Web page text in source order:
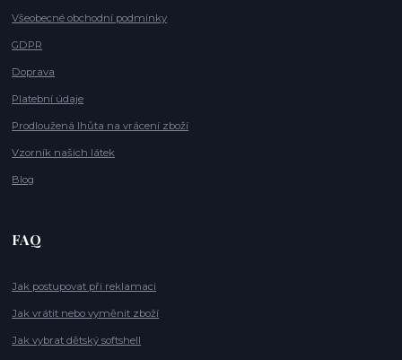
Všeobecné obchodní podmínky
GDPR
Doprava
Platební údaje
Prodloužená lhůta na vrácení zboží
Vzorník našich látek
Blog
FAQ
Jak postupovat při reklamaci
Jak vrátit nebo vyměnit zboží
Jak vybrat dětský softshell